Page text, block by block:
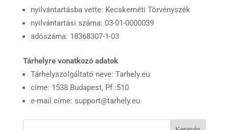
nyilvántartásba vette: Kecskeméti Törvényszék
nyilvántartási száma: 03-01-0000039
adószáma: 18368307-1-03
Tárhelyre vonatkozó adatok
Tárhelyszolgáltató neve: Tarhely.eu
címe: 1538 Budapest, Pf.:510
e-mail címe: support@tarhely.eu